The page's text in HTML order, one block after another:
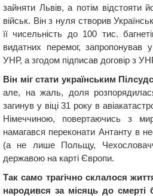
зайняти Львів, а потім відстояти
військ. Він з нуля створив
її чисельність до 100 тис.
видатних перемог, запропонував
УНР, а згодом підписав договір з
Він міг стати українським
але, на жаль, доля
загинув у віці 31 року в
Німеччиною, повертаючись з
намагався переконати Антанту в
(а не лише Польщу,
державою на карті Європи.
Так само трагічно склалося
народився за місяць до смерті